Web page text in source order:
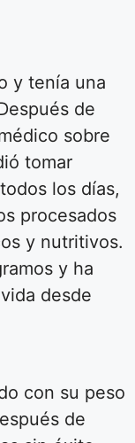
y tenía una
de
sobre
tomar
los días,
procesados
y nutritivos.
y ha
desde
con su peso
de